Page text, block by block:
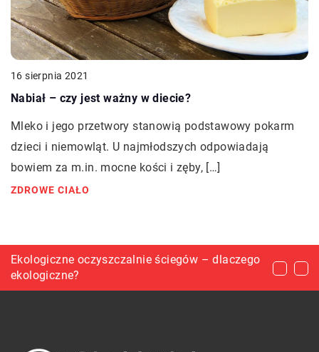
16 sierpnia 2021
Nabiał – czy jest ważny w diecie?
Mleko i jego przetwory stanowią podstawowy pokarm
dzieci i niemowląt. U najmłodszych odpowiadają
bowiem za m.in. mocne kości i zęby, […]
ZDROWE CIAŁO
Co sprawdzić przed zakupem wózka
widłowego?
Ekologiczne oczyszczalnie ściegów – dlaczego
ekologiczne?
Papercraft – pomysł na wyjątkowy prezent dla
kreatywnej osoby